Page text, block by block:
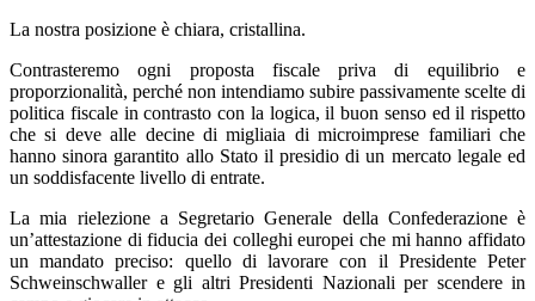
La nostra posizione è chiara, cristallina.
Contrasteremo ogni proposta fiscale priva di equilibrio e
proporzionalità, perché non intendiamo subire passivamente scelte di
politica fiscale in contrasto con la logica, il buon senso ed il rispetto
che si deve alle decine di migliaia di microimprese familiari che
hanno sinora garantito allo Stato il presidio di un mercato legale ed
un soddisfacente livello di entrate.
La mia rielezione a Segretario Generale della Confederazione è
un’attestazione di fiducia dei colleghi europei che mi hanno affidato
un mandato preciso: quello di lavorare con il Presidente Peter
Schweinschwaller e gli altri Presidenti Nazionali per scendere in